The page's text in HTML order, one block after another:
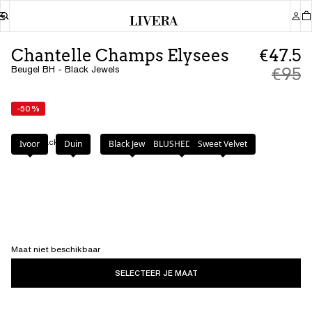
Chantelle Champs Elysees
Beugel BH - Black Jewels
€47.5
€95
-50%
Kleur:Black Jewels
Ivoor Duin Black JewelsBLUSHED ASHSweet Velvet
Maat niet beschikbaar
SELECTEER JE MAAT